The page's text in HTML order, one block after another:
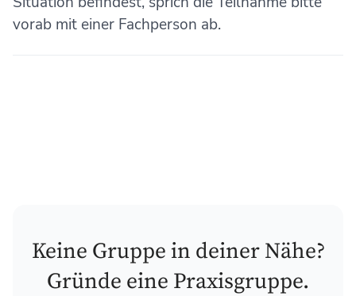
vorab mit einer Fachperson ab.
Keine Gruppe in deiner Nähe?
Gründe eine Praxisgruppe.